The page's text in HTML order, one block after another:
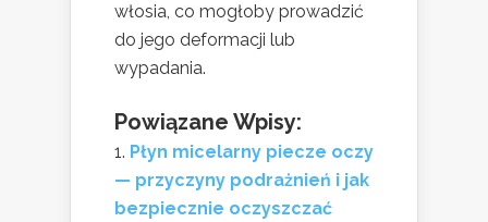
włosia, co mogłoby prowadzić
do jego deformacji lub
wypadania.
Powiązane Wpisy:
Płyn micelarny piecze oczy
— przyczyny podrażnień i jak
bezpiecznie oczyszczać